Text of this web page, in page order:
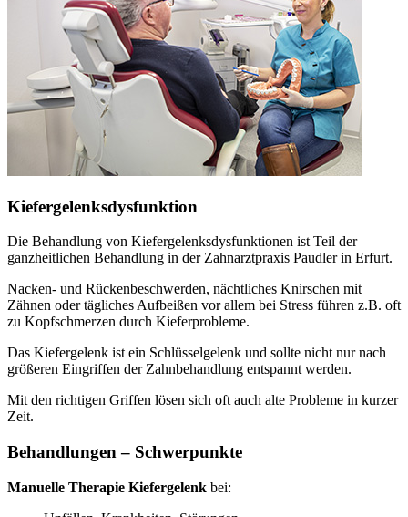
Kiefergelenksdysfunktion
Die Behandlung von Kiefergelenksdysfunktionen ist Teil der
ganzheitlichen Behandlung in der Zahnarztpraxis Paudler in Erfurt.
Nacken- und Rückenbeschwerden, nächtliches Knirschen mit
Zähnen oder tägliches Aufbeißen vor allem bei Stress führen z.B. oft
zu Kopfschmerzen durch Kieferprobleme.
Das Kiefergelenk ist ein Schlüsselgelenk und sollte nicht nur nach
größeren Eingriffen der Zahnbehandlung entspannt werden.
Mit den richtigen Griffen lösen sich oft auch alte Probleme in kurzer
Zeit.
Behandlungen – Schwerpunkte
Manuelle Therapie Kiefergelenk bei: